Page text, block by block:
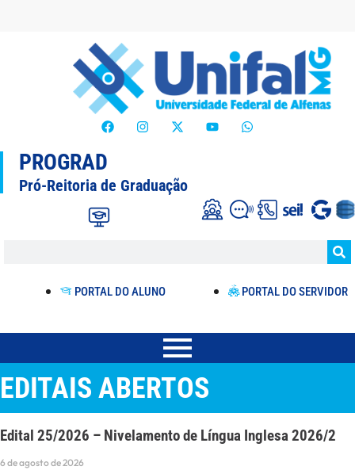
PROGRAD
Pró-Reitoria de Graduação
PORTAL DO ALUNO PORTAL DO SERVIDOR
EDITAIS ABERTOS
Edital 25/2026 – Nivelamento de Língua Inglesa 2026/2
6 de agosto de 2026